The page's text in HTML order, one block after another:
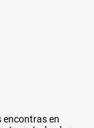
encontras en